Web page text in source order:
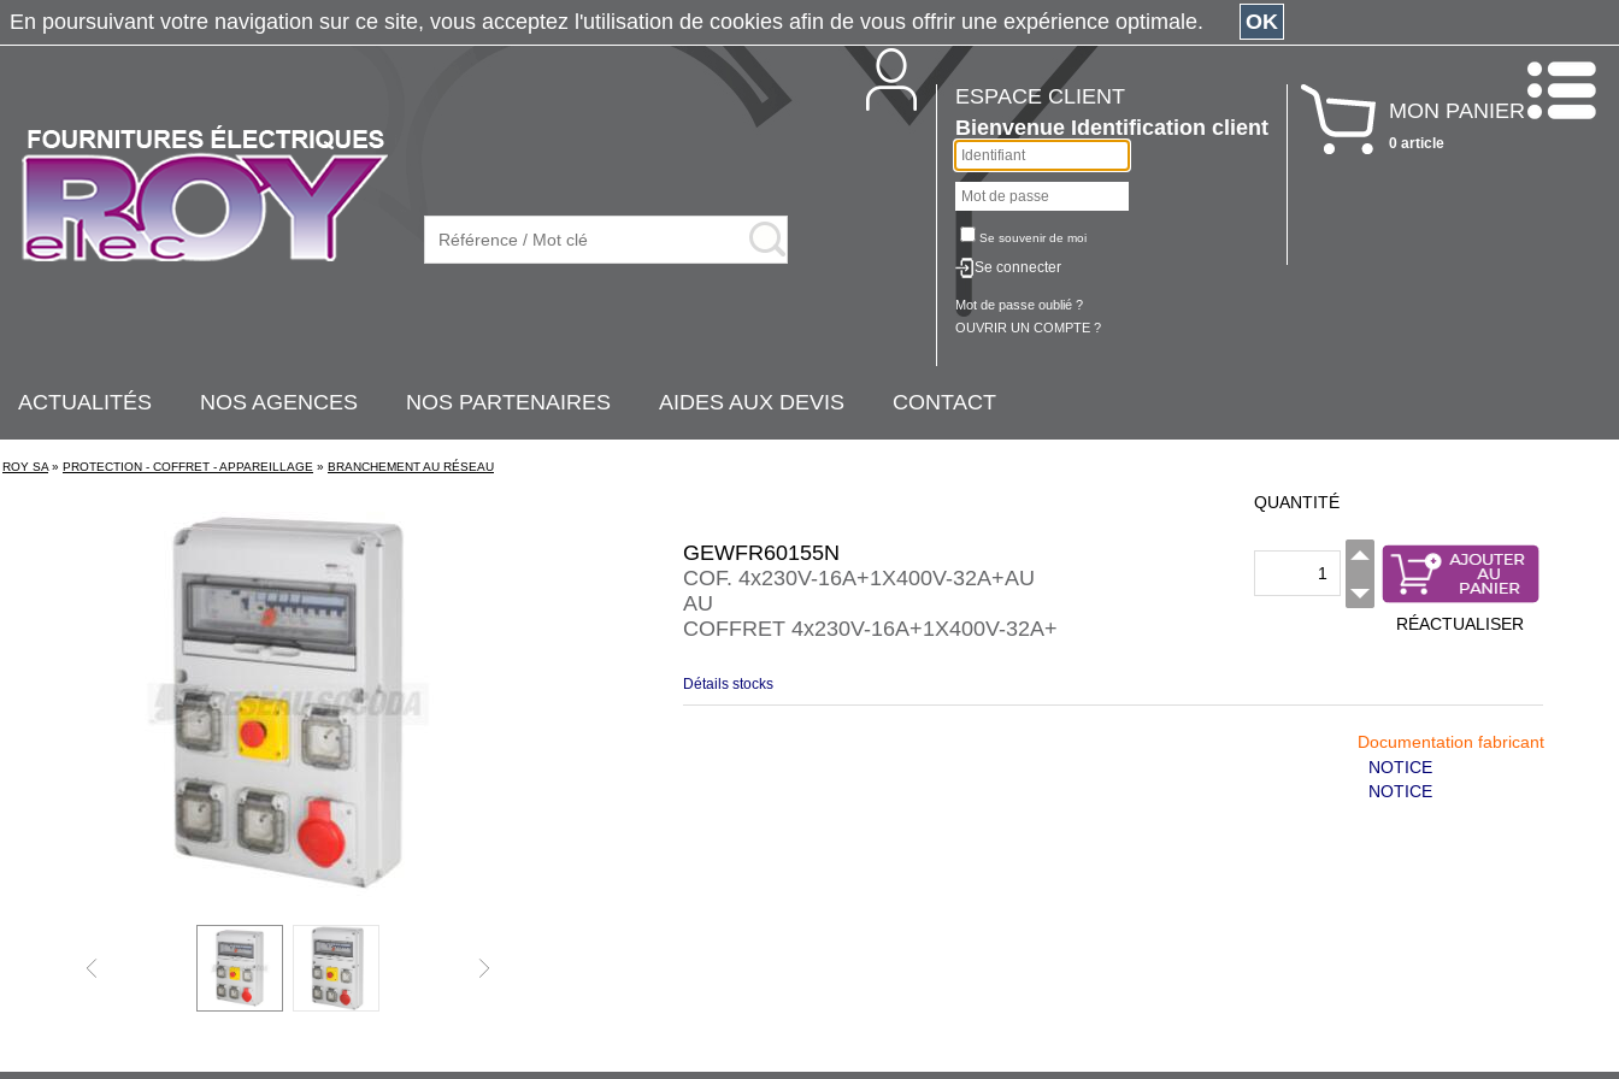
ESPACE CLIENT
Bienvenue Identification client
Se souvenir de moi
Se connecter
Mot de passe oublié ?
OUVRIR UN COMPTE ?
MON PANIER
0 article
ACTUALITÉS NOS AGENCES NOS PARTENAIRES AIDES AUX DEVIS CONTACT
ROY SA » PROTECTION - COFFRET - APPAREILLAGE » BRANCHEMENT AU RÉSEAU
GEWFR60155N
COF. 4x230V-16A+1X400V-32A+AU
AU
COFFRET 4x230V-16A+1X400V-32A+
QUANTITÉ
RÉACTUALISER
Détails stocks
Documentation fabricant
NOTICE
NOTICE
En poursuivant votre navigation sur ce site, vous acceptez l'utilisation de cookies afin de vous offrir une expérience optimale. OK